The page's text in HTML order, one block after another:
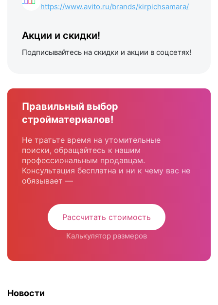
https://www.avito.ru/brands/kirpichsamara/
Акции и скидки!
Подписывайтесь на скидки и акции в соцсетях!
Правильный выбор
стройматериалов!
Не тратьте время на утомительные
поиски, обращайтесь к нашим
профессиональным продавцам.
Консультация бесплатна и ни к чему вас не
обязывает —
Рассчитать стоимость
Калькулятор размеров
Новости